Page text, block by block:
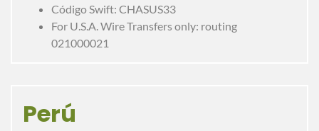
Código Swift: CHASUS33
For U.S.A. Wire Transfers only: routing
021000021
Perú